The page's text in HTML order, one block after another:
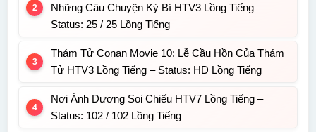
Những Câu Chuyện Kỳ Bí HTV3 Lồng Tiếng –
Status: 25 / 25 Lồng Tiếng
Thám Tử Conan Movie 10: Lễ Cầu Hồn Của Thám
Tử HTV3 Lồng Tiếng – Status: HD Lồng Tiếng
Nơi Ánh Dương Soi Chiếu HTV7 Lồng Tiếng –
Status: 102 / 102 Lồng Tiếng